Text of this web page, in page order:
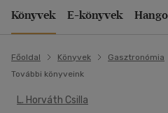
Könyvek E-könyvek
Főoldal Könyvek Gasztronómia
További könyveink
L. Horváth Csilla